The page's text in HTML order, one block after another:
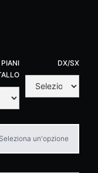
DX/SX
Seleziona un'opzione